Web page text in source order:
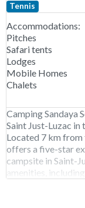
Tennis
Accommodations:
Pitches
Safari tents
Lodges
Mobile Homes
Chalets
Camping Sandaya
Saint Just-Luzac
Located 7 km from
offers a five-star
campsite in Saint-
amenities,